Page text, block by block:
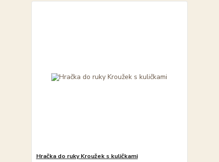
Hračka do ruky Kroužek s kuličkami